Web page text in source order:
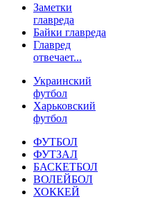
Заметки
главреда
Байки главреда
Главред
отвечает...
Украинский
футбол
Харьковский
футбол
ФУТБОЛ
ФУТЗАЛ
БАСКЕТБОЛ
ВОЛЕЙБОЛ
ХОККЕЙ